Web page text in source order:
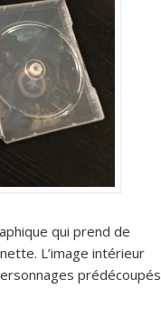
qui prend de
L’image intérieur
prédécoupés